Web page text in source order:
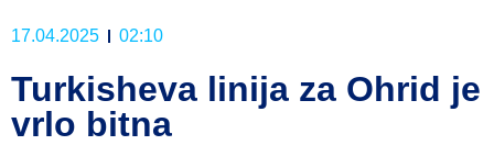
17.04.2025 02:10
Turkisheva linija za Ohrid je
vrlo bitna